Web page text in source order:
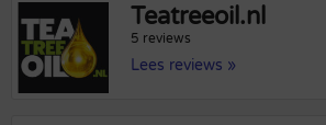
Teatreeoil.nl
5 reviews
Lees reviews »